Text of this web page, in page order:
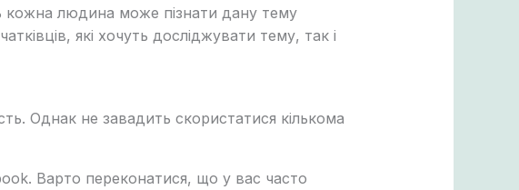
кожна людина може пізнати дану тему
які хочуть досліджувати тему, так і
Однак не завадить скористатися кількома
Варто переконатися, що у вас часто